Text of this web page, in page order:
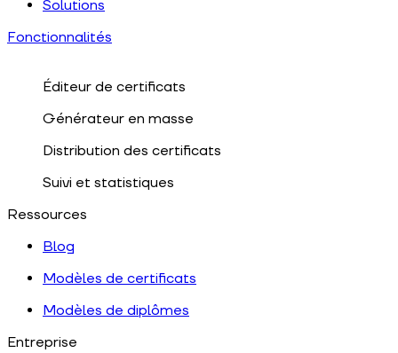
Solutions
Fonctionnalités
Éditeur de certificats
Générateur en masse
Distribution des certificats
Suivi et statistiques
Ressources
Blog
Modèles de certificats
Modèles de diplômes
Entreprise